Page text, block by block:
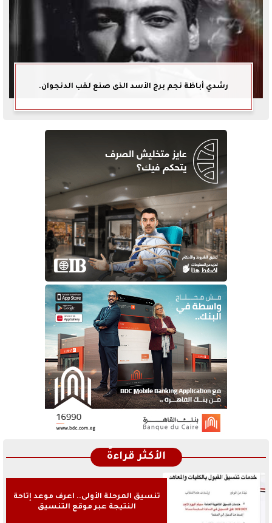
رشدي أباظة نجم برج الأسد الذى صنع لقب الدنجوان.
الأكثر قراءةً
تنسيق المرحلة الأولى.. اعرف موعد إتاحة
النتيجة عبر موقع التنسيق